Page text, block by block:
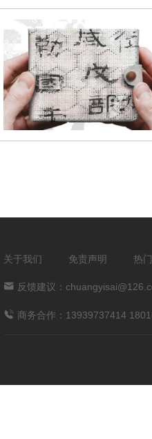
关于我们 免责声明 热
反馈建议：
商务合作：13939737414